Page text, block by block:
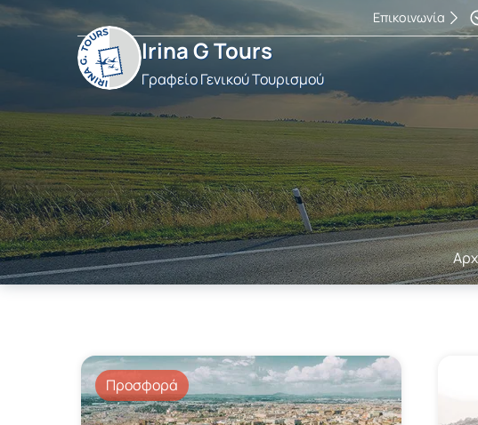
Επικοινωνία
Irina G Tours
Γραφείο Γενικού Τουρισμού
Προσφορά